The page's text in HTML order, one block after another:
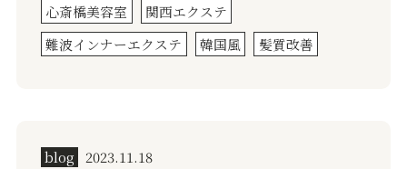
心斎橋美容室
関西エクステ
難波インナーエクステ
韓国風 髪質改善
blog 2023.11.18